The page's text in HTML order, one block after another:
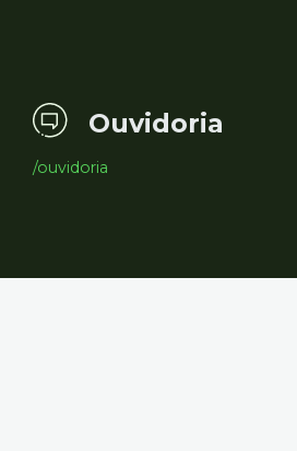
Ouvidoria
/ouvidoria